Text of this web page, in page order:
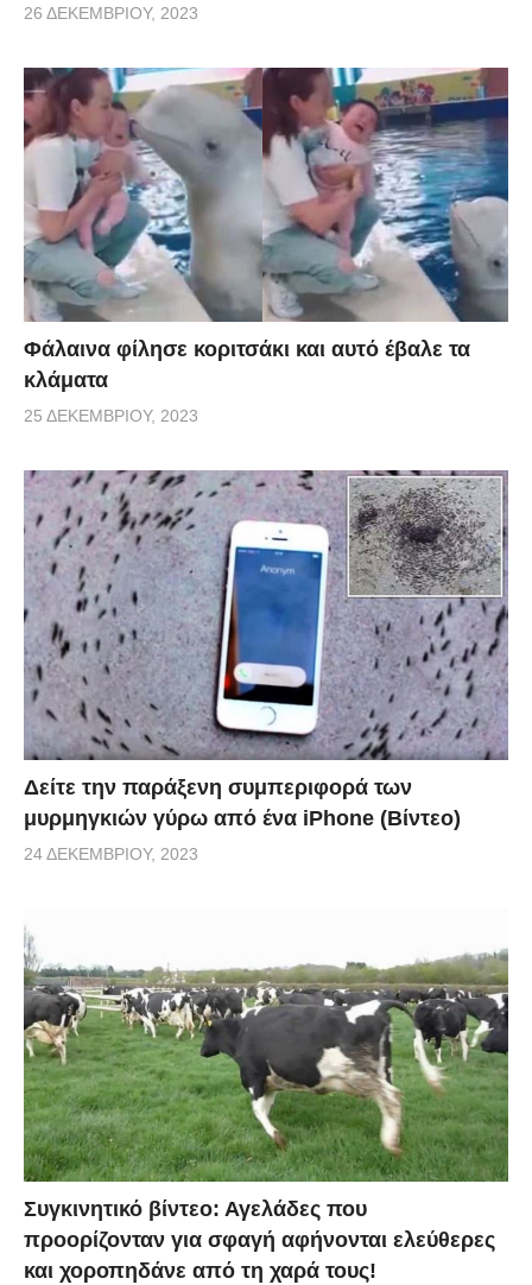
26 ΔΕΚΕΜΒΡΊΟΥ, 2023
Φάλαινα φίλησε κοριτσάκι και αυτό έβαλε τα
κλάματα
25 ΔΕΚΕΜΒΡΊΟΥ, 2023
Δείτε την παράξενη συμπεριφορά των
μυρμηγκιών γύρω από ένα iPhone (Βίντεο)
24 ΔΕΚΕΜΒΡΊΟΥ, 2023
Συγκινητικό βίντεο: Αγελάδες που
προορίζονταν για σφαγή αφήνονται ελεύθερες
και χοροπηδάνε από τη χαρά τους!